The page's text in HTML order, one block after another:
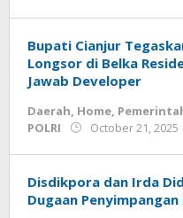
Bupati Cianjur
Longsor di Belka
Jawab Developer
Daerah, Home,
POLRI
October 21, 2025
Disdikpora dan Irda
Dugaan Penyimpangan